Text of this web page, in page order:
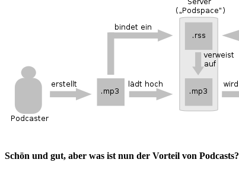
Schön und gut, aber was ist nun der Vorteil von Podcasts?